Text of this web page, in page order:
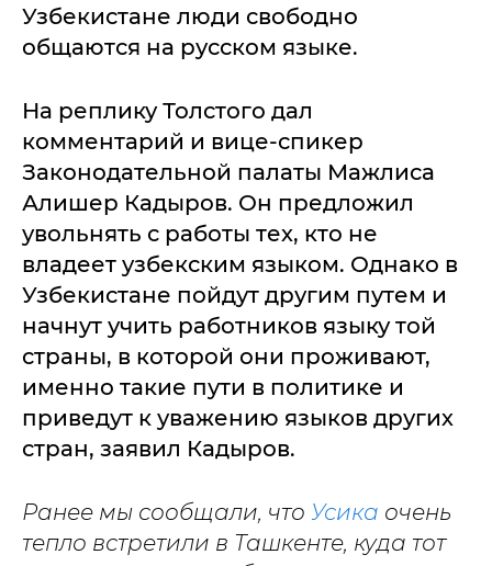
Узбекистане люди свободно
общаются на русском языке.
На реплику Толстого дал
комментарий и вице-спикер
Законодательной палаты Мажлиса
Алишер Кадыров. Он предложил
увольнять с работы тех, кто не
владеет узбекским языком. Однако в
Узбекистане пойдут другим путем и
начнут учить работников языку той
страны, в которой они проживают,
именно такие пути в политике и
приведут к уважению языков других
стран, заявил Кадыров.
Ранее мы сообщали, что Усика очень
тепло встретили в Ташкенте, куда тот